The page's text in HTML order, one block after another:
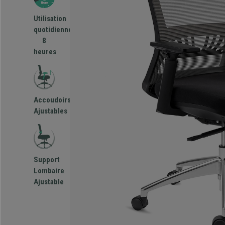
Utilisation
quotidienne
8
heures
Accoudoirs
Ajustables
Support
Lombaire
Ajustable